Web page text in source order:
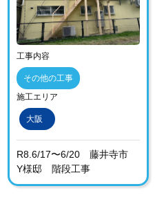
工事内容
その他の工事
施工エリア
大阪
R8.6/17〜6/20 藤井寺市
Y様邸 階段工事